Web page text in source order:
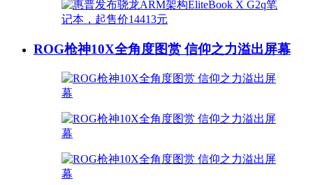
ROG枪神10X全角度图赏 信仰之力溢出屏幕